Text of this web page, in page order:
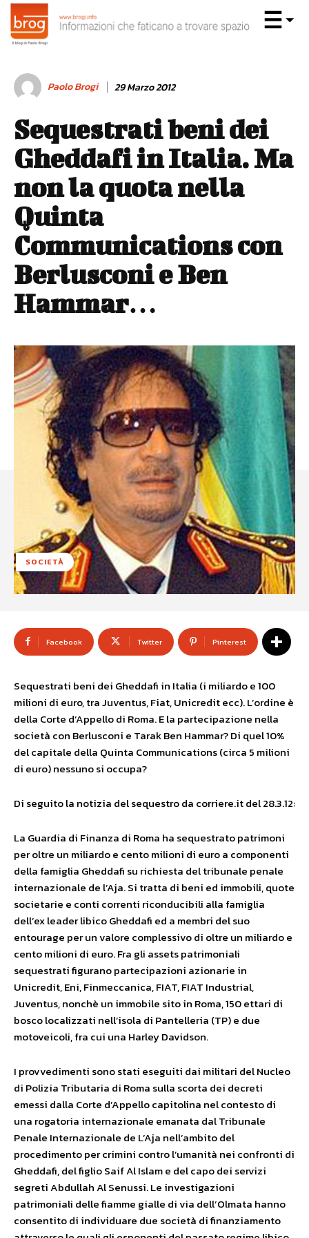
Paolo Brogi 29 Marzo 2012
Sequestrati beni dei
Gheddafi in Italia. Ma
non la quota nella
Quinta
Communications con
Berlusconi e Ben
Hammar…
SOCIETÀ
Facebook Twitter Pinterest
Sequestrati beni dei Gheddafi in Italia (i miliardo e 100
milioni di euro, tra Juventus, Fiat, Unicredit ecc). L’ordine è
della Corte d’Appello di Roma. E la partecipazione nella
società con Berlusconi e Tarak Ben Hammar? Di quel 10%
del capitale della Quinta Communications (circa 5 milioni
di euro) nessuno si occupa?
Di seguito la notizia del sequestro da corriere.it del 28.3.12:
La Guardia di Finanza di Roma ha sequestrato patrimoni
per oltre un miliardo e cento milioni di euro a componenti
della famiglia Gheddafi su richiesta del tribunale penale
internazionale de l’Aja. Si tratta di beni ed immobili, quote
societarie e conti correnti riconducibili alla famiglia
dell’ex leader libico Gheddafi ed a membri del suo
entourage per un valore complessivo di oltre un miliardo e
cento milioni di euro. Fra gli assets patrimoniali
sequestrati figurano partecipazioni azionarie in
Unicredit, Eni, Finmeccanica, FIAT, FIAT Industrial,
Juventus, nonchè un immobile sito in Roma, 150 ettari di
bosco localizzati nell’isola di Pantelleria (TP) e due
motoveicoli, fra cui una Harley Davidson.
I provvedimenti sono stati eseguiti dai militari del Nucleo
di Polizia Tributaria di Roma sulla scorta dei decreti
emessi dalla Corte d’Appello capitolina nel contesto di
una rogatoria internazionale emanata dal Tribunale
Penale Internazionale de L’Aja nell’ambito del
procedimento per crimini contro l’umanità nei confronti di
Gheddafi, del figlio Saif Al Islam e del capo dei servizi
segreti Abdullah Al Senussi. Le investigazioni
patrimoniali delle fiamme gialle di via dell’Olmata hanno
consentito di individuare due società di finanziamento